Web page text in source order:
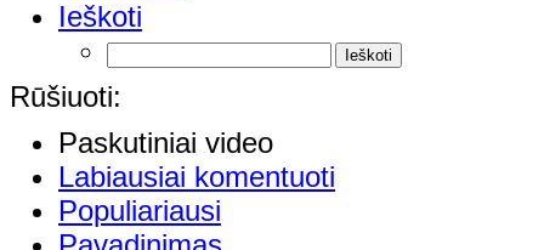
Ieškoti
Rūšiuoti:
Paskutiniai video
Labiausiai komentuoti
Populiariausi